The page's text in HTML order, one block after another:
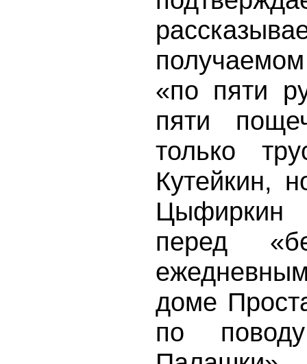
«по пяти
пяти
только
Кутейкин,
Цыфиркин
перед
доме
по